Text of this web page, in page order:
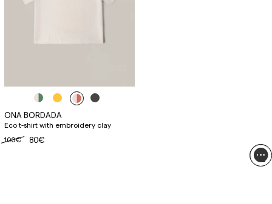
ONA BORDADA
Eco t-shirt with embroidery clay
100€
80€